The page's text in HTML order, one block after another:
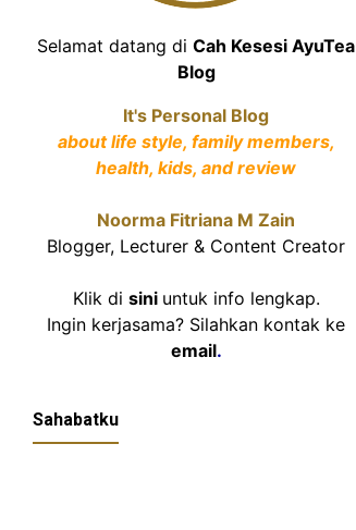
Selamat datang di Cah Kesesi AyuTea
Blog
It's Personal Blog
about life style, family members,
health, kids, and review
Noorma Fitriana M Zain
Blogger, Lecturer & Content Creator
Klik di sini untuk info lengkap.
Ingin kerjasama? Silahkan kontak ke
email.
Sahabatku